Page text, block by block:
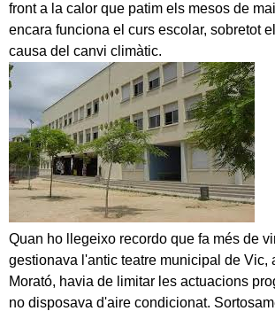
front a la calor que patim els mesos de
encara funciona el curs escolar, sobretot
causa del canvi climàtic.
Quan ho llegeixo recordo que fa més de
gestionava l'antic teatre municipal de Vic,
Morató, havia de limitar les actuacions
no disposava d'aire condicionat.